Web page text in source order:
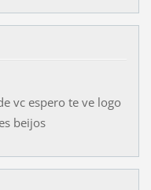
vc espero te ve logo
beijos